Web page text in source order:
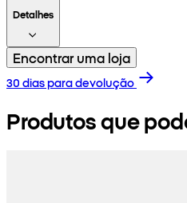
Detalhes
Encontrar uma loja
30 dias para devolução
Produtos que